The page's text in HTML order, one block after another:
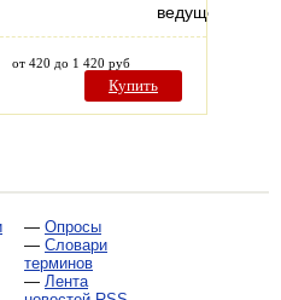
ведущего…
от 420 до 1 420 руб
Купить
— Опросы
— Словари
терминов
— Лента